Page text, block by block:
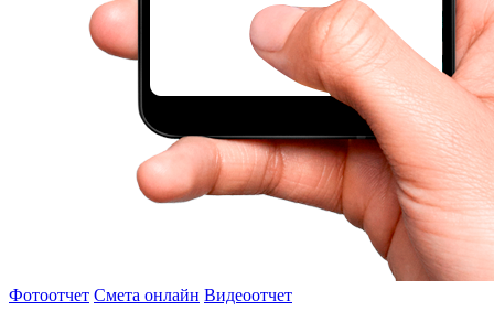
Фотоотчет Смета онлайн Видеоотчет